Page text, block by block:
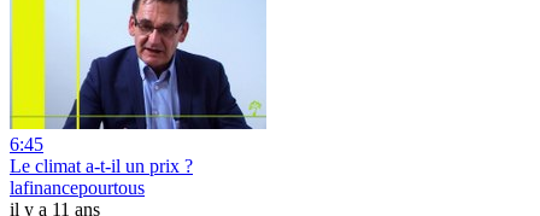
6:45
Le climat a-t-il un prix ?
lafinancepourtous
il y a 11 ans